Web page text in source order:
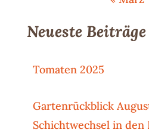
Neueste Beiträge
Tomaten 2025
Gartenrückblick
Schichtwechsel in den